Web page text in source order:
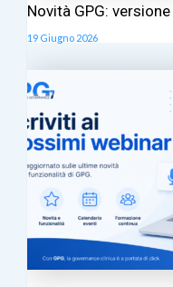
Novità GPG:
19 Giugno 2026